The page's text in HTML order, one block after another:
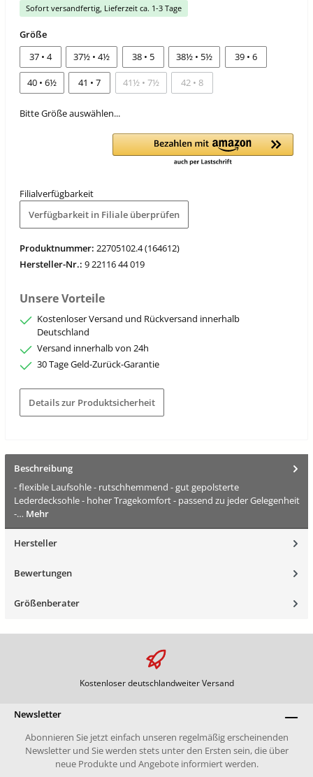
Sofort versandfertig, Lieferzeit ca. 1-3 Tage
Größe
37 • 4
37½ • 4½ 38 • 5 38½ • 5½ 39 • 6
40 • 6½ 41 • 7 41½ • 7½ 42 • 8
Bitte Größe auswählen...
Filialverfügbarkeit
Verfügbarkeit in Filiale überprüfen
Produktnummer: 22705102.4 (164612)
Hersteller-Nr.: 9 22116 44 019
Unsere Vorteile
Kostenloser Versand und Rückversand innerhalb
Deutschland
Versand innerhalb von 24h
30 Tage Geld-Zurück-Garantie
Details zur Produktsicherheit
Beschreibung
- flexible Laufsohle - rutschhemmend - gut gepolsterte
Lederdecksohle - hoher Tragekomfort - passend zu jeder Gelegenheit
-… Mehr
Hersteller
Bewertungen
Größenberater
Kostenloser deutschlandweiter Versand
Newsletter
Abonnieren Sie jetzt einfach unseren regelmäßig erscheinenden
Newsletter und Sie werden stets unter den Ersten sein, die über
neue Produkte und Angebote informiert werden.